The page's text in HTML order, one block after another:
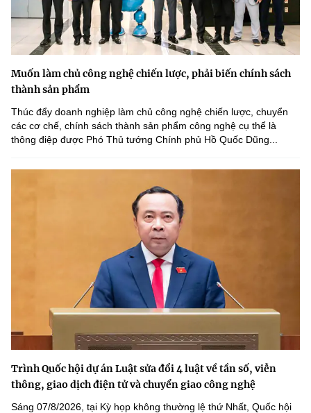
Muốn làm chủ công nghệ chiến lược, phải biến chính sách
thành sản phẩm
Thúc đẩy doanh nghiệp làm chủ công nghệ chiến lược, chuyển
các cơ chế, chính sách thành sản phẩm công nghệ cụ thể là
thông điệp được Phó Thủ tướng Chính phủ Hồ Quốc Dũng...
Trình Quốc hội dự án Luật sửa đổi 4 luật về tần số, viễn
thông, giao dịch điện tử và chuyển giao công nghệ
Sáng 07/8/2026, tại Kỳ họp không thường lệ thứ Nhất, Quốc hội